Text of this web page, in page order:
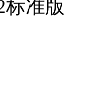
标准版